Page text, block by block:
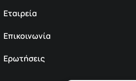
Εταιρεία
Επικοινωνία
Ερωτήσεις